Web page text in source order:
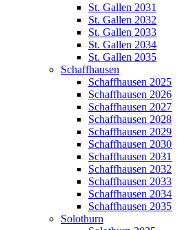
St. Gallen 2031
St. Gallen 2032
St. Gallen 2033
St. Gallen 2034
St. Gallen 2035
Schaffhausen
Schaffhausen 2025
Schaffhausen 2026
Schaffhausen 2027
Schaffhausen 2028
Schaffhausen 2029
Schaffhausen 2030
Schaffhausen 2031
Schaffhausen 2032
Schaffhausen 2033
Schaffhausen 2034
Schaffhausen 2035
Solothurn